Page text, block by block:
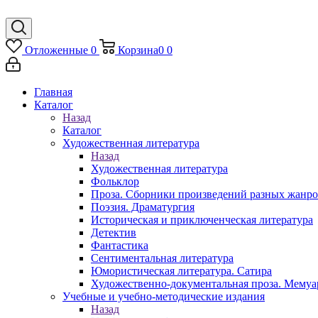
Отложенные 0 Корзина0 0
Главная
Каталог
Назад
Каталог
Художественная литература
Назад
Художественная литература
Фольклор
Проза. Сборники произведений разных
Поэзия. Драматургия
Историческая и приключенческая литература
Детектив
Фантастика
Сентиментальная литература
Юмористическая литература. Сатира
Художественно-документальная проза.
Учебные и учебно-методические издания
Назад